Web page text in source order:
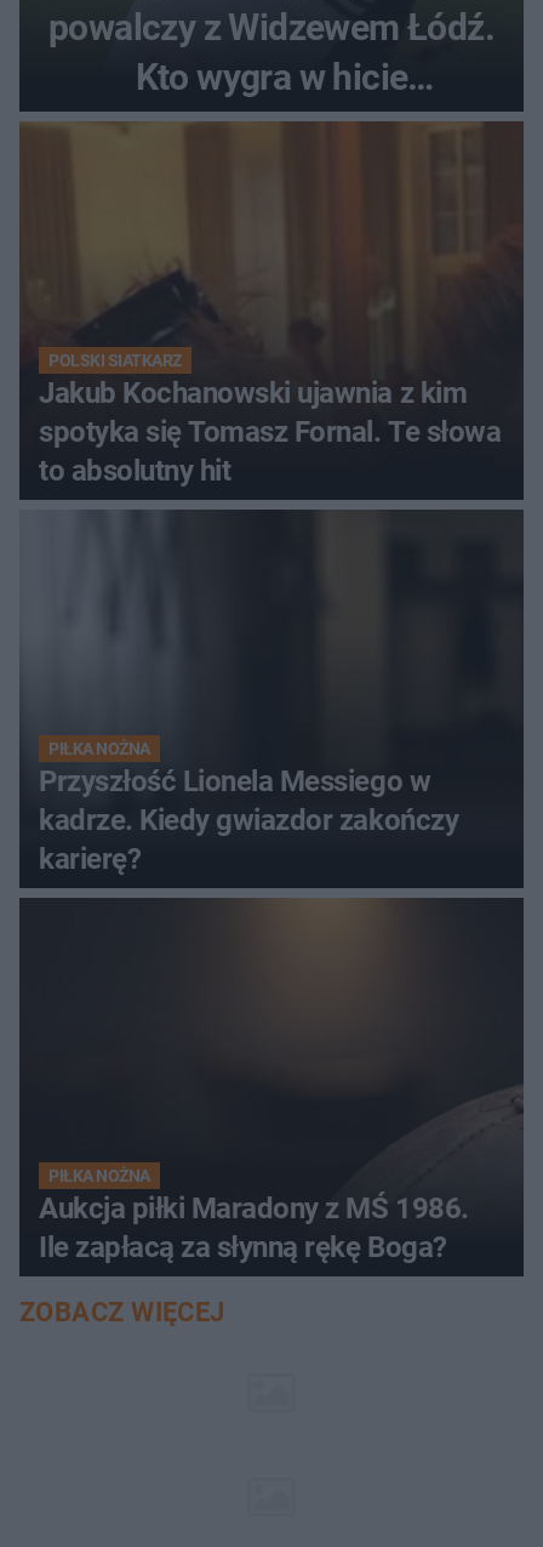
powalczy z Widzewem Łódź.
Kto wygra w hicie
Ekstraklasy?
POLSKI SIATKARZ
Jakub Kochanowski ujawnia z kim
spotyka się Tomasz Fornal. Te słowa
to absolutny hit
PIŁKA NOŻNA
Przyszłość Lionela Messiego w
kadrze. Kiedy gwiazdor zakończy
karierę?
PIŁKA NOŻNA
Aukcja piłki Maradony z MŚ 1986.
Ile zapłacą za słynną rękę Boga?
ZOBACZ WIĘCEJ